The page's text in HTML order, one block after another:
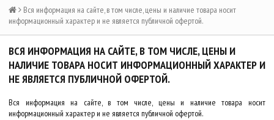
Вся информация на сайте, в том числе, цены и наличие товара носит
информационный характер и не является публичной офертой.
ВСЯ ИНФОРМАЦИЯ НА САЙТЕ, В ТОМ ЧИСЛЕ, ЦЕНЫ И
НАЛИЧИЕ ТОВАРА НОСИТ ИНФОРМАЦИОННЫЙ ХАРАКТЕР И
НЕ ЯВЛЯЕТСЯ ПУБЛИЧНОЙ ОФЕРТОЙ.
Вся информация на сайте, в том числе, цены и наличие товара носит
информационный характер и не является публичной офертой.